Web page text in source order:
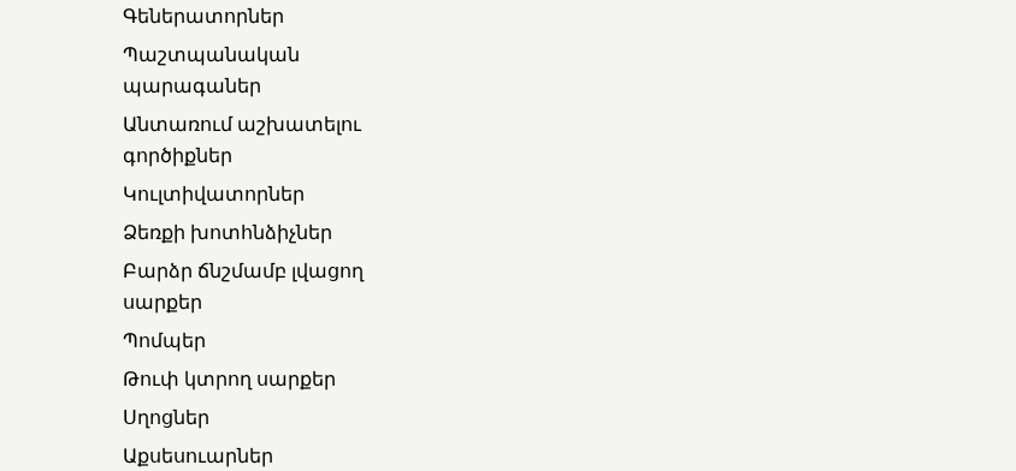
Գեներատորներ
Պաշտպանական
պարագաներ
Անտառում աշխատելու
գործիքներ
Կուլտիվատորներ
Ձեռքի խոտհնձիչներ
Բարձր ճնշմամբ լվացող
սարքեր
Պոմպեր
Թուփ կտրող սարքեր
Սղոցներ
Աքսեսուարներ